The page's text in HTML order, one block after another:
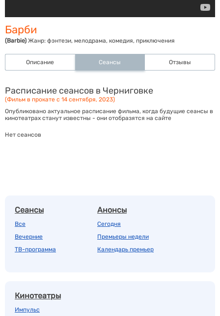
Барби
(Barbie) Жанр: фэнтези, мелодрама, комедия, приключения
Описание Сеансы Отзывы
Расписание сеансов в Черниговке
(Фильм в прокате с 14 сентября, 2023)
Опубликовано актуальное расписание фильма, когда будущие сеансы в
кинотеатрах станут известны - они отобразятся на сайте
Нет сеансов
Сеансы
Все
Вечерние
ТВ-программа
Анонсы
Сегодня
Премьеры недели
Календарь премьер
Кинотеатры
Импульс